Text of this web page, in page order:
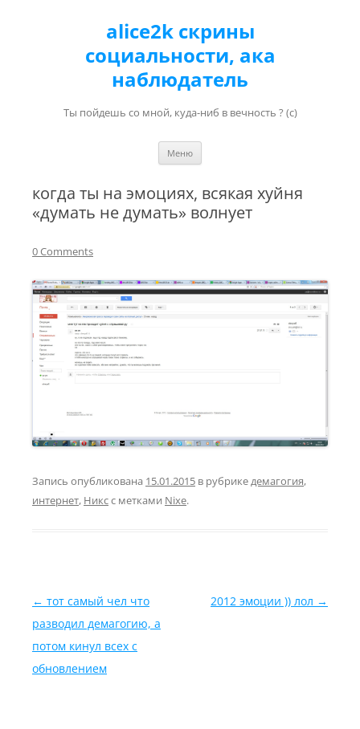
alice2k скрины
социальности, ака
наблюдатель
Ты пойдешь со мной, куда-ниб в вечность ? (с)
Меню
когда ты на эмоциях, всякая хуйня
«думать не думать» волнует
0 Comments
Запись опубликована 15.01.2015 в рубрикедемагогия,
интернет, Никсс метками Nixe.
Навигация по записям
← тот самый чел что
разводил демагогию, а
потом кинул всех с
обновлением
2012 эмоции )) лол →